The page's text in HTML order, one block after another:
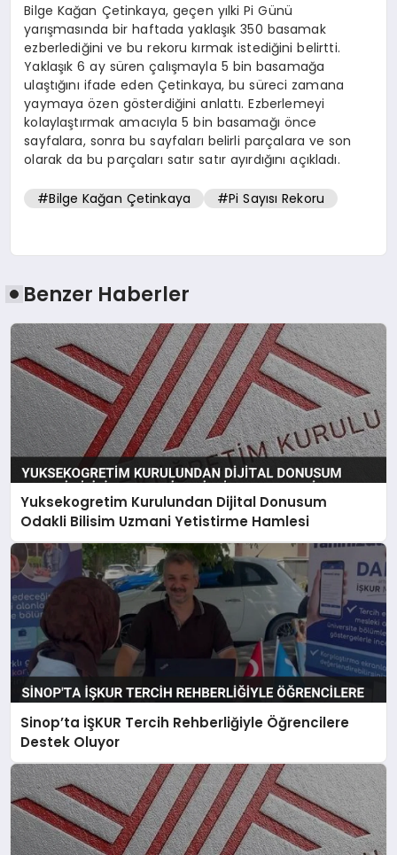
Bilge Kağan Çetinkaya, geçen yılki Pi Günü
yarışmasında bir haftada yaklaşık 350 basamak
ezberlediğini ve bu rekoru kırmak istediğini belirtti.
Yaklaşık 6 ay süren çalışmayla 5 bin basamağa
ulaştığını ifade eden Çetinkaya, bu süreci zamana
yaymaya özen gösterdiğini anlattı. Ezberlemeyi
kolaylaştırmak amacıyla 5 bin basamağı önce
sayfalara, sonra bu sayfaları belirli parçalara ve son
olarak da bu parçaları satır satır ayırdığını açıkladı.
#Bilge Kağan Çetinkaya #Pi Sayısı Rekoru
Benzer Haberler
Yuksekogretim Kurulundan Dijital Donusum
Odakli Bilisim Uzmani Yetistirme Hamlesi
Sinop’ta İŞKUR Tercih Rehberliğiyle Öğrencilere
Destek Oluyor